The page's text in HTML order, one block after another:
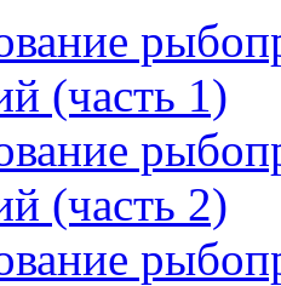
(часть 1)
(часть 2)